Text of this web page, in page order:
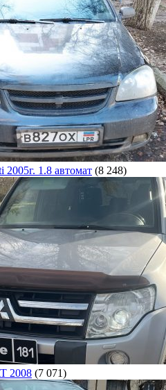
1.8 автомат (8 248)
2008 (7 071)